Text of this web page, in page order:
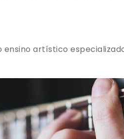
artístico